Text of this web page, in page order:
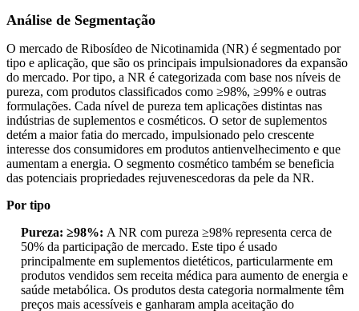
Análise de Segmentação
O mercado de Ribosídeo de Nicotinamida (NR) é segmentado por
tipo e aplicação, que são os principais impulsionadores da expansão
do mercado. Por tipo, a NR é categorizada com base nos níveis de
pureza, com produtos classificados como ≥98%, ≥99% e outras
formulações. Cada nível de pureza tem aplicações distintas nas
indústrias de suplementos e cosméticos. O setor de suplementos
detém a maior fatia do mercado, impulsionado pelo crescente
interesse dos consumidores em produtos antienvelhecimento e que
aumentam a energia. O segmento cosmético também se beneficia
das potenciais propriedades rejuvenescedoras da pele da NR.
Por tipo
Pureza: ≥98%: A NR com pureza ≥98% representa cerca de
50% da participação de mercado. Este tipo é usado
principalmente em suplementos dietéticos, particularmente em
produtos vendidos sem receita médica para aumento de energia e
saúde metabólica. Os produtos desta categoria normalmente têm
preços mais acessíveis e ganharam ampla aceitação do